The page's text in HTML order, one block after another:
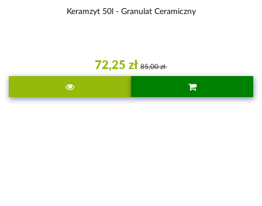
Keramzyt 50l - Granulat Ceramiczny
72,25 zł 85,00 zł